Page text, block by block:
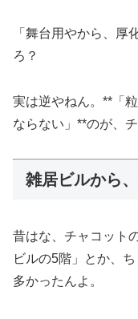
「舞台用やから、厚
ろ？
実は逆やねん。**「
ならない」**のが、
雑居ビルから
昔はな、チャコット
ビルの5階」とか、
多かったんよ。